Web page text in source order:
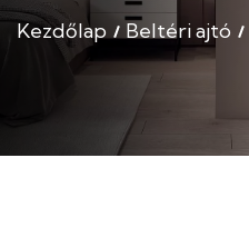
Kezdőlap Beltéri ajtó